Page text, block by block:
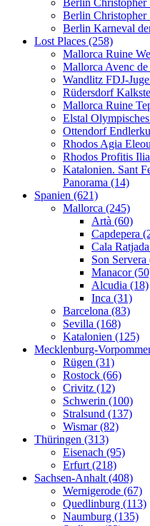
Berlin Christopher
Berlin Karneval
Lost Places (258)
Mallorca Ruine
Mallorca Avenc
Wandlitz FDJ-
Rüdersdorf
Mallorca Ruine
Elstal
Ottendorf
Rhodos Agia
Rhodos Profitis
Katalonien. Sant
Panorama (14)
Spanien (621)
Mallorca (245)
Artà (60)
Capdepera
Cala
Son Servera
Manacor
Alcudia (18)
Inca (31)
Barcelona (83)
Sevilla (168)
Katalonien (125)
Mecklenburg-
Rügen (31)
Rostock (66)
Crivitz (12)
Schwerin (100)
Stralsund (137)
Wismar (82)
Thüringen (313)
Eisenach (95)
Erfurt (218)
Sachsen-Anhalt (408)
Wernigerode (67)
Quedlinburg (113)
Naumburg (135)